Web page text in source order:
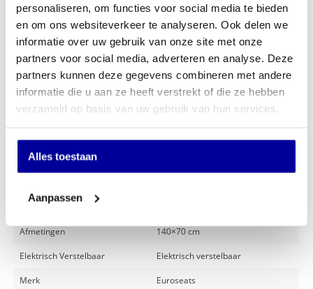
personaliseren, om functies voor social media te bieden
en om ons websiteverkeer te analyseren. Ook delen we
informatie over uw gebruik van onze site met onze
partners voor social media, adverteren en analyse. Deze
partners kunnen deze gegevens combineren met andere
informatie die u aan ze heeft verstrekt of die ze hebben
verzameld op basis van uw gebruik van hun services.
Alles toestaan
Aanpassen
INCL BTW: €589,00
EX BTW: €
In mijn winkelwagen
Offerte aanvragen
Op verlanglijstje
Specificaties
Hoogteverstelling
Afmetingen 140×70 cm
Elektrisch Verstelbaar Elektrisch verstelbaar
Merk Euroseats